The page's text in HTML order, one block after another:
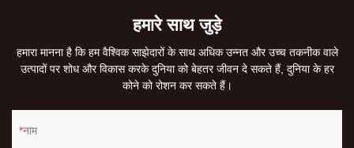
हमारे साथ जुड़े
हमारा मानना ​​है कि हम वैश्विक साझेदारों के साथ अधिक उन्नत और उच्च तकनीक वाले
उत्पादों पर शोध और विकास करके दुनिया को बेहतर जीवन दे सकते हैं, दुनिया के हर
कोने को रोशन कर सकते हैं।
नाम